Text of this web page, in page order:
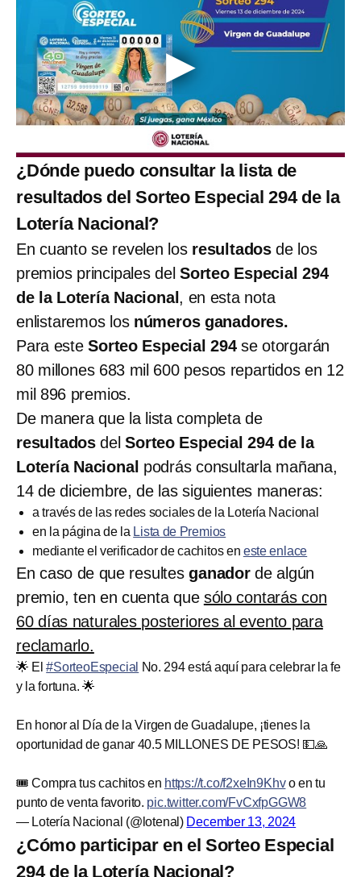
¿Dónde puedo consultar la lista de
resultados del Sorteo Especial 294 de la
Lotería Nacional?
En cuanto se revelen los resultadosde los
premios principales delSorteo Especial 294
de la Lotería Nacional , en esta nota
enlistaremos losnúmeros ganadores.
Para esteSorteo Especial 294se otorgarán
80 millones 683 mil 600 pesos repartidos en 12
mil 896 premios.
De manera que la lista completa de
resultadosdelSorteo Especial 294 de la
Lotería Nacional podrás consultarla mañana,
14 de diciembre, de las siguientes maneras:
a través de las redes sociales de la Lotería Nacional
en la página de la Lista de Premios
mediante el verificador de cachitos en este enlace
En caso de que resultesganadorde algún
premio, ten en cuenta que sólo contarás con
60 días naturales posteriores al evento para
reclamarlo.
🌟 El#SorteoEspecial No. 294 está aquí para celebrar la fe
y la fortuna. 🌟
En honor al Día de la Virgen de Guadalupe, ¡tienes la
oportunidad de ganar 40.5 MILLONES DE PESOS! 💵🙏
🎟️ Compra tus cachitos en https://t.co/f2xeIn9Khvo en tu
punto de venta favorito. pic.twitter.com/FvCxfpGGW8
— Lotería Nacional (@lotenal) December 13, 2024
¿Cómo participar en el Sorteo Especial
294 de la Lotería Nacional?